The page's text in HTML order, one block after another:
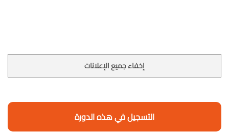
إخفاء جميع الإعلانات
التسجيل في هذه الدورة